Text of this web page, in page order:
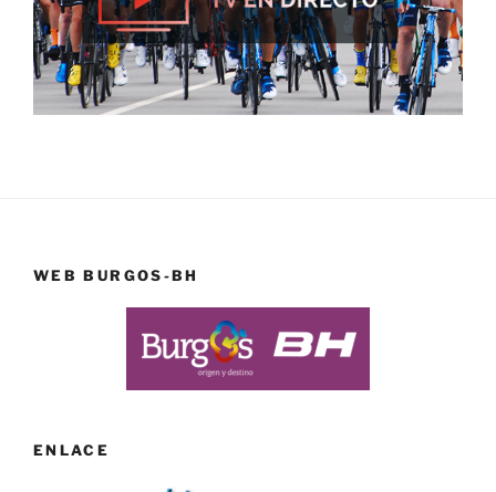
WEB BURGOS-BH
ENLACE